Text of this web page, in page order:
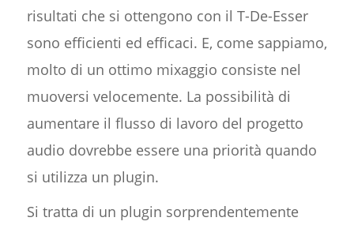
risultati che si ottengono con il T-De-Esser
sono efficienti ed efficaci. E, come sappiamo,
molto di un ottimo mixaggio consiste nel
muoversi velocemente. La possibilità di
aumentare il flusso di lavoro del progetto
audio dovrebbe essere una priorità quando
si utilizza un plugin.
Si tratta di un plugin sorprendentemente